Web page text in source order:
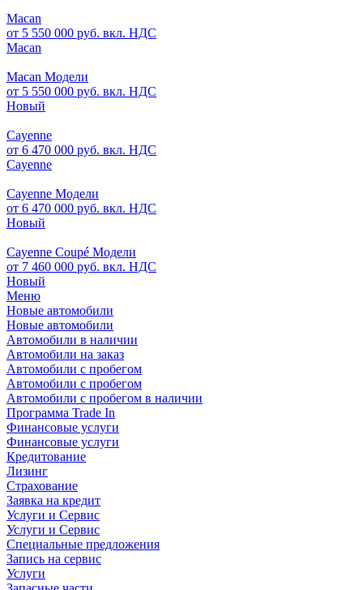
Macan
от 5 550 000 руб. вкл. НДС
Macan
Macan Модели
от 5 550 000 руб. вкл. НДС
Новый
Cayenne
от 6 470 000 руб. вкл. НДС
Cayenne
Cayenne Модели
от 6 470 000 руб. вкл. НДС
Новый
Cayenne Coupé Модели
от 7 460 000 руб. вкл. НДС
Новый
Меню
Новые автомобили
Новые автомобили
Автомобили в наличии
Автомобили на заказ
Автомобили с пробегом
Автомобили с пробегом
Автомобили с пробегом в наличии
Программа Trade In
Финансовые услуги
Финансовые услуги
Кредитование
Лизинг
Страхование
Заявка на кредит
Услуги и Сервис
Услуги и Сервис
Специальные предложения
Запись на сервис
Услуги